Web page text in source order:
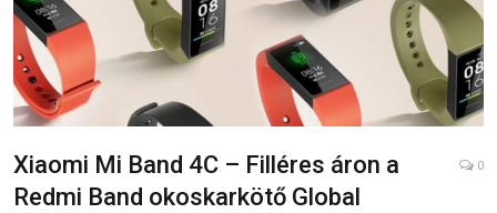
Xiaomi Mi Band 4C – Filléres áron a
Redmi Band okoskarkötő Global
0